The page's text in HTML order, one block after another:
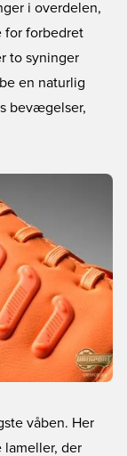
i overdelen,
for forbedret
to syninger
en naturlig
bevægelser,
våben. Her
lameller, der